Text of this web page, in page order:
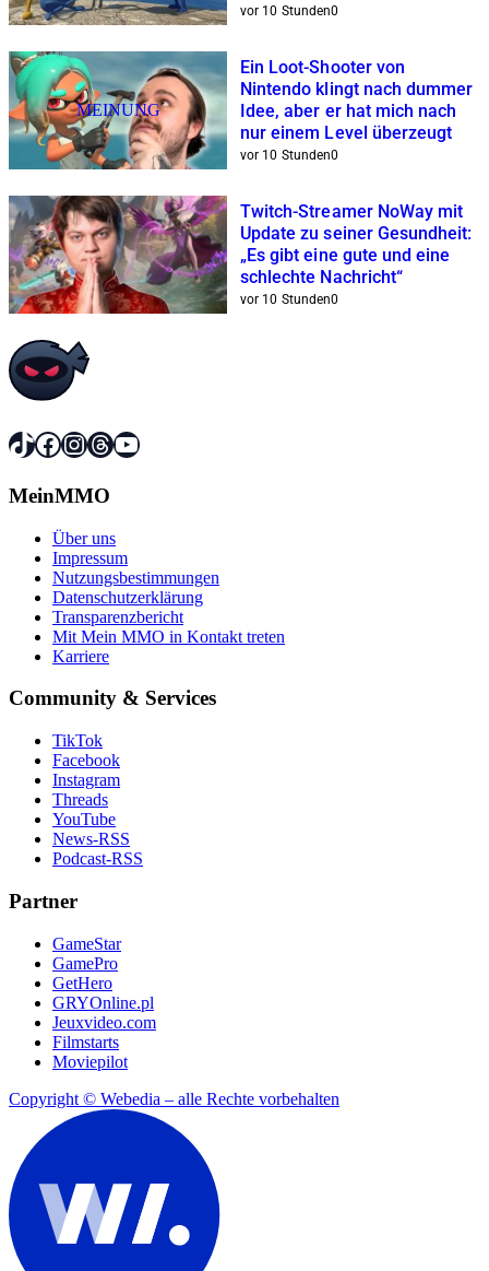
vor 10 Stunden0
MEINUNG
Ein Loot-Shooter von
Nintendo klingt nach dummer
Idee, aber er hat mich nach
nur einem Level überzeugt
vor 10 Stunden0
Twitch-Streamer NoWay mit
Update zu seiner Gesundheit:
„Es gibt eine gute und eine
schlechte Nachricht“
vor 10 Stunden0
TikTok
Facebook
Instagram
Threads
YouTube
MeinMMO
Über uns
Impressum
Nutzungsbestimmungen
Datenschutzerklärung
Transparenzbericht
Mit Mein MMO in Kontakt treten
Karriere
Community & Services
TikTok
Facebook
Instagram
Threads
YouTube
News-RSS
Podcast-RSS
Partner
GameStar
GamePro
GetHero
GRYOnline.pl
Jeuxvideo.com
Filmstarts
Moviepilot
Copyright © Webedia – alle Rechte vorbehalten